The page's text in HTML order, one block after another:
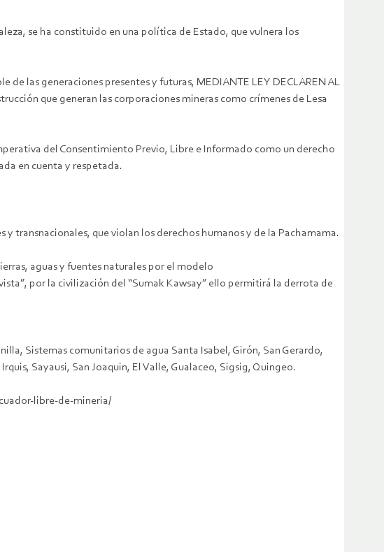
se ha constituido en una política de Estado, que vulnera los
las generaciones presentes y futuras, MEDIANTE LEY DECLAREN AL
que generan las corporaciones mineras como crímenes de Lesa
del Consentimiento Previo, Libre e Informado como un derecho
en cuenta y respetada.
transnacionales, que violan los derechos humanos y de la Pachamama.
aguas y fuentes naturales por el modelo
por la civilización del “Sumak Kawsay” ello permitirá la derrota de
Sistemas comunitarios de agua Santa Isabel, Girón, San Gerardo,
Sayausi, San Joaquin, El Valle, Gualaceo, Sigsig, Quingeo.
libre-de-mineria/